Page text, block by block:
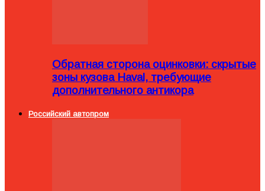
Обратная сторона оцинковки: скрытые
зоны кузова Haval, требующие
дополнительного антикора
Российский автопром